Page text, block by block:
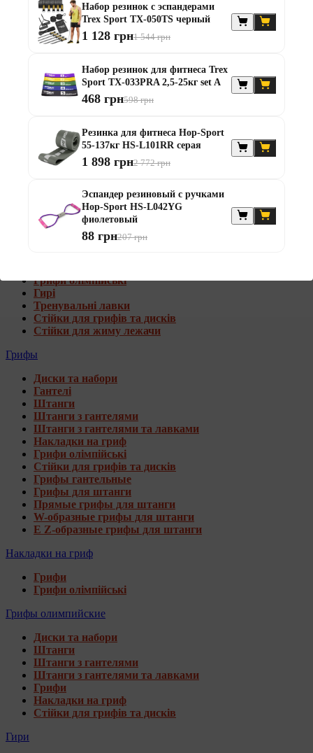
Штанги с w-образным грифом
Жилеты утяжелители
Штанги с гантелями
Диски та набори
Гантелі
Штанги
Штанги з гантелями та лавками
Грифи олімпійські
Тренувальні лавки
Стійки для грифів та дисків
Стійки для жиму лежачи
Штанги с гантелями и лавками
Диски та набори
Гантелі
Грифи олімпійські
Гирі
Тренувальні лавки
Стійки для грифів та дисків
Стійки для жиму лежачи
Грифы
Диски та набори
Гантелі
Штанги
Штанги з гантелями
Штанги з гантелями та лавками
Накладки на гриф
Грифи олімпійські
Стійки для грифів та дисків
Грифы гантельные
Грифы для штанги
Прямые грифы для штанги
W-образные грифы для штанги
E Z-образные грифы для штанги
Накладки на гриф
Грифи
Грифи олімпійські
Грифы олимпийские
Диски та набори
Штанги
Штанги з гантелями
Штанги з гантелями та лавками
Грифи
Накладки на гриф
Стійки для грифів та дисків
Гири
Набор резинок с эспандерами
Trex Sport TX-050TS черный
1 128 грн1 544 грн
Набор резинок для фитнеса Trex
Sport TX-033PRA 2,5-25кг set A
468 грн598 грн
Резинка для фитнеса Hop-Sport
55-137кг HS-L101RR серая
1 898 грн2 772 грн
Эспандер резиновый с ручками
Hop-Sport HS-L042YG
фиолетовый
88 грн207 грн